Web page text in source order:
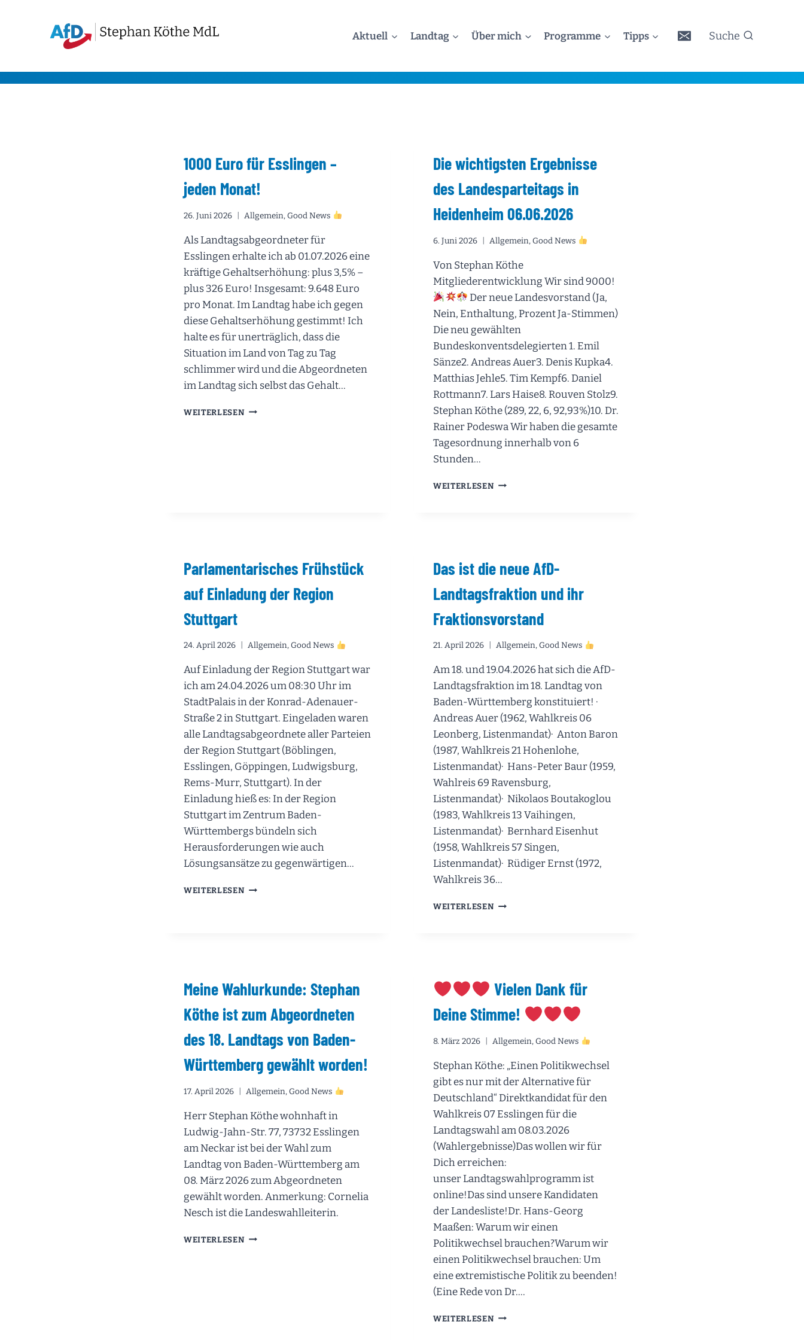
Aktuell Landtag Über mich Programme Tipps Suche
1000 Euro für Esslingen –
jeden Monat!
26. Juni 2026 Allgemein,Good News
Als Landtagsabgeordneter für
Esslingen erhalte ich ab 01.07.2026 eine
kräftige Gehaltserhöhung: plus 3,5% –
plus 326 Euro! Insgesamt: 9.648 Euro
pro Monat. Im Landtag habe ich gegen
diese Gehaltserhöhung gestimmt! Ich
halte es für unerträglich, dass die
Situation im Land von Tag zu Tag
schlimmer wird und die Abgeordneten
im Landtag sich selbst das Gehalt…
WEITERLESEN 1000
Die wichtigsten Ergebnisse
des Landesparteitags in
Heidenheim 06.06.2026
6. Juni 2026 Allgemein,Good News
Von Stephan Köthe
Mitgliederentwicklung Wir sind 9000!
Der neue Landesvorstand (Ja,
Nein, Enthaltung, Prozent Ja-Stimmen)
Die neu gewählten
Bundeskonventsdelegierten 1. Emil
Sänze2. Andreas Auer3. Denis Kupka4.
Matthias Jehle5. Tim Kempf6. Daniel
Rottmann7. Lars Haise8. Rouven Stolz9.
Stephan Köthe (289, 22, 6, 92,93%)10. Dr.
Rainer Podeswa Wir haben die gesamte
Tagesordnung innerhalb von 6
Stunden…
WEITERLESEN DIE
06.06.2026
Parlamentarisches Frühstück
auf Einladung der Region
Stuttgart
24. April 2026 Allgemein,Good News
Auf Einladung der Region Stuttgart war
ich am 24.04.2026 um 08:30 Uhr im
StadtPalais in der Konrad-Adenauer-
Straße 2 in Stuttgart. Eingeladen waren
alle Landtagsabgeordnete aller Parteien
der Region Stuttgart (Böblingen,
Esslingen, Göppingen, Ludwigsburg,
Rems-Murr, Stuttgart). In der
Einladung hieß es: In der Region
Stuttgart im Zentrum Baden-
Württembergs bündeln sich
Herausforderungen wie auch
Lösungsansätze zu gegenwärtigen…
WEITERLESEN PARLAMENTARISCHES
Das ist die neue AfD-
Landtagsfraktion und ihr
Fraktionsvorstand
21. April 2026 Allgemein,Good News
Am 18. und 19.04.2026 hat sich die AfD-
Landtagsfraktion im 18. Landtag von
Baden-Württemberg konstituiert! ·
Andreas Auer (1962, Wahlkreis 06
Leonberg, Listenmandat)· Anton Baron
(1987, Wahlkreis 21 Hohenlohe,
Listenmandat)· Hans-Peter Baur (1959,
Wahlreis 69 Ravensburg,
Listenmandat)· Nikolaos Boutakoglou
(1983, Wahlkreis 13 Vaihingen,
Listenmandat)· Bernhard Eisenhut
(1958, Wahlkreis 57 Singen,
Listenmandat)· Rüdiger Ernst (1972,
Wahlkreis 36…
WEITERLESEN DAS
IHR
FRAKTIONSVORSTAND
Meine Wahlurkunde: Stephan
Köthe ist zum Abgeordneten
des 18. Landtags von Baden-
Württemberg gewählt worden!
17. April 2026 Allgemein,Good News
Herr Stephan Köthe wohnhaft in
Ludwig-Jahn-Str. 77, 73732 Esslingen
am Neckar ist bei der Wahl zum
Landtag von Baden-Württemberg am
08. März 2026 zum Abgeordneten
gewählt worden. Anmerkung: Cornelia
Nesch ist die Landeswahlleiterin.
WEITERLESEN MEINE
Vielen Dank für
Deine Stimme!
8. März 2026 Allgemein,Good News
Stephan Köthe: „Einen Politikwechsel
gibt es nur mit der Alternative für
Deutschland“ Direktkandidat für den
Wahlkreis 07 Esslingen für die
Landtagswahl am 08.03.2026
(Wahlergebnisse)Das wollen wir für
Dich erreichen:
unser Landtagswahlprogramm ist
online!Das sind unsere Kandidaten
der Landesliste!Dr. Hans-Georg
Maaßen: Warum wir einen
Politikwechsel brauchen?Warum wir
einen Politikwechsel brauchen: Um
eine extremistische Politik zu beenden!
(Eine Rede von Dr….
WEITERLESEN